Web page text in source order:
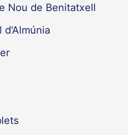
Nou de Benitatxell
d'Almúnia